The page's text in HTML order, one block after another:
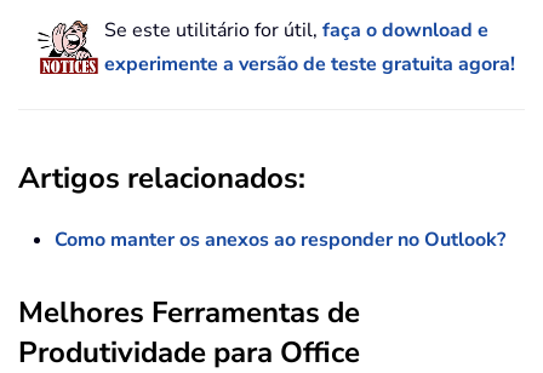
Se este utilitário for útil, faça o download e
experimente a versão de teste gratuita agora!
Artigos relacionados:
Como manter os anexos ao responder no Outlook?
Melhores Ferramentas de
Produtividade para Office